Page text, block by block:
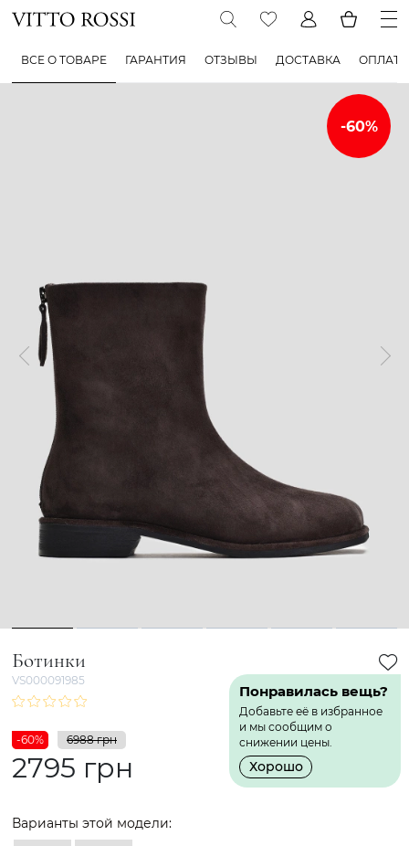
ВСЕ О ТОВАРЕ ГАРАНТИЯ ОТЗЫВЫ ДОСТАВКА ОПЛАТА
1 2 3 4 5 6
Ботинки
VS000091985
Понравилась вещь?
Добавьте её в избранное
и мы сообщим о
снижении цены.
Хорошо
-60% 6988 грн
2795 грн
Варианты этой модели: